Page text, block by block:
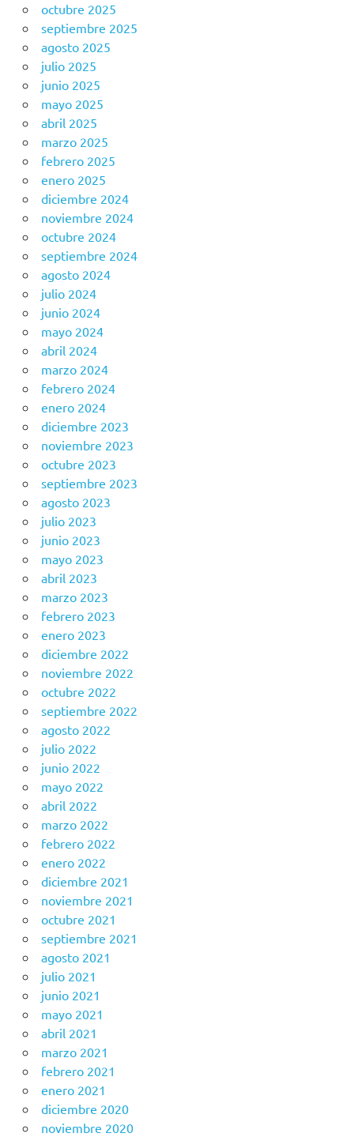
octubre 2025
septiembre 2025
agosto 2025
julio 2025
junio 2025
mayo 2025
abril 2025
marzo 2025
febrero 2025
enero 2025
diciembre 2024
noviembre 2024
octubre 2024
septiembre 2024
agosto 2024
julio 2024
junio 2024
mayo 2024
abril 2024
marzo 2024
febrero 2024
enero 2024
diciembre 2023
noviembre 2023
octubre 2023
septiembre 2023
agosto 2023
julio 2023
junio 2023
mayo 2023
abril 2023
marzo 2023
febrero 2023
enero 2023
diciembre 2022
noviembre 2022
octubre 2022
septiembre 2022
agosto 2022
julio 2022
junio 2022
mayo 2022
abril 2022
marzo 2022
febrero 2022
enero 2022
diciembre 2021
noviembre 2021
octubre 2021
septiembre 2021
agosto 2021
julio 2021
junio 2021
mayo 2021
abril 2021
marzo 2021
febrero 2021
enero 2021
diciembre 2020
noviembre 2020